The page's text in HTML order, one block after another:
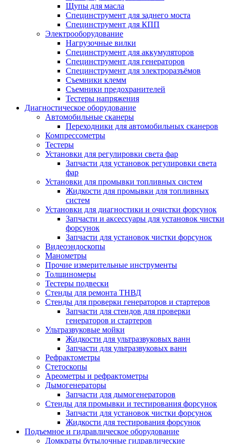
Щупы для масла
Специнструмент для заднего моста
Специнструмент для КПП
Электрооборудование
Нагрузочные вилки
Специнструмент для аккумуляторов
Специнструмент для генераторов
Специнструмент для электроразъёмов
Съемники клемм
Съемники предохранителей
Тестеры напряжения
Диагностическое оборудование
Автомобильные сканеры
Переходники для автомобильных сканеров
Компрессометры
Тестеры
Установки для регулировки света фар
Запчасти для установок регулировки света
фар
Установки для промывки топливных систем
Жидкости для промывки для топливных
систем
Установки для диагностики и очистки форсунок
Запчасти и аксессуары для установок чистки
форсунок
Запчасти для установок чистки форсунок
Видеоэндоскопы
Манометры
Прочие измерительные инструменты
Толщиномеры
Тестеры подвески
Стенды для ремонта ТНВД
Стенды для проверки генераторов и стартеров
Запчасти для стендов для проверки
генераторов и стартеров
Ультразвуковые мойки
Жидкости для ультразвуковых ванн
Запчасти для ультразвуковых ванн
Рефрактометры
Стетоскопы
Ареометры и рефрактометры
Дымогенераторы
Запчасти для дымогенераторов
Стенды для промывки и тестирования форсунок
Запчасти для установок чистки форсунок
Жидкости для тестирования форсунок
Подъемное и гидравлическое оборудование
Домкраты бутылочные гидравлические